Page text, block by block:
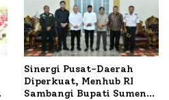
Sinergi Pusat-Daerah
Diperkuat, Menhub RI
Sambangi Bupati Sumenep